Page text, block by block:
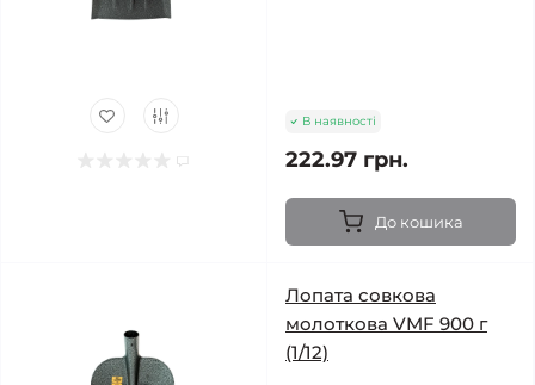
В наявності
222.97 грн.
До кошика
Лопата совкова
молоткова VMF 900 г
(1/12)